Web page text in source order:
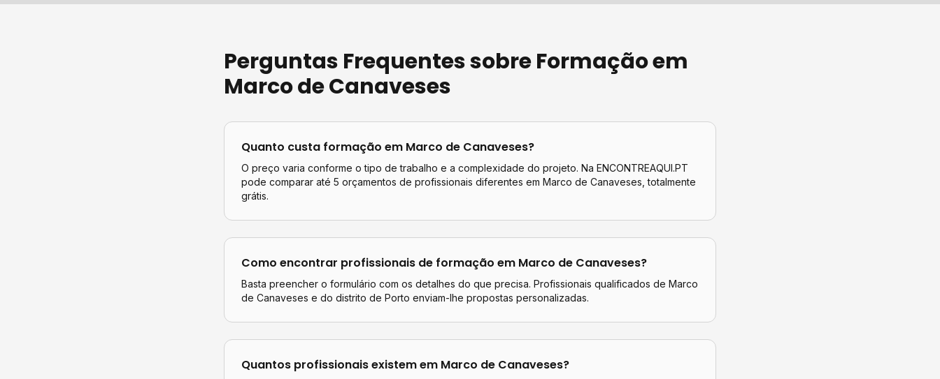
Perguntas Frequentes sobreFormaçãoem
Marco de Canaveses
Quanto custa formação em Marco de Canaveses?
O preço varia conforme o tipo de trabalho e a complexidade do projeto. Na ENCONTREAQUI.PT
pode comparar até 5 orçamentos de profissionais diferentes em Marco de Canaveses , totalmente
grátis.
Como encontrar profissionais de formação em Marco de Canaveses?
Basta preencher o formulário com os detalhes do que precisa. Profissionais qualificados de Marco
de Canaveses e do distrito de Porto enviam-lhe propostas personalizadas.
Quantos profissionais existem em Marco de Canaveses?